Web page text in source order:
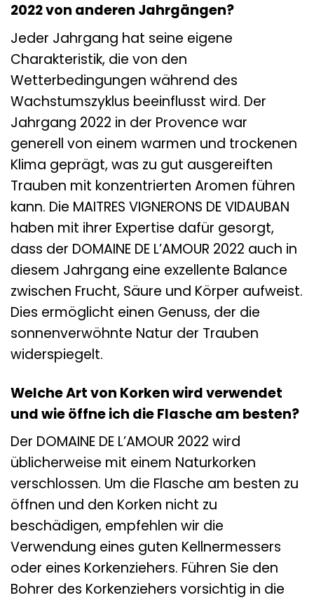
2022 von anderen Jahrgängen?
Jeder Jahrgang hat seine eigene
Charakteristik, die von den
Wetterbedingungen während des
Wachstumszyklus beeinflusst wird. Der
Jahrgang 2022 in der Provence war
generell von einem warmen und trockenen
Klima geprägt, was zu gut ausgereiften
Trauben mit konzentrierten Aromen führen
kann. Die MAITRES VIGNERONS DE VIDAUBAN
haben mit ihrer Expertise dafür gesorgt,
dass der DOMAINE DE L’AMOUR 2022 auch in
diesem Jahrgang eine exzellente Balance
zwischen Frucht, Säure und Körper aufweist.
Dies ermöglicht einen Genuss, der die
sonnenverwöhnte Natur der Trauben
widerspiegelt.
Welche Art von Korken wird verwendet
und wie öffne ich die Flasche am besten?
Der DOMAINE DE L’AMOUR 2022 wird
üblicherweise mit einem Naturkorken
verschlossen. Um die Flasche am besten zu
öffnen und den Korken nicht zu
beschädigen, empfehlen wir die
Verwendung eines guten Kellnermessers
oder eines Korkenziehers. Führen Sie den
Bohrer des Korkenziehers vorsichtig in die